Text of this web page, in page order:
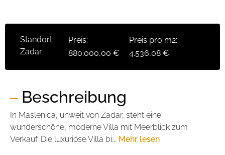
Standort:
Zadar
Preis:
880.000,00 €
Preis pro m2:
4.536,08 €
Beschreibung
In Maslenica, unweit von Zadar, steht eine
wunderschöne, moderne Villa mit Meerblick zum
Verkauf. Die luxuriöse Villa bi... Mehr lesen